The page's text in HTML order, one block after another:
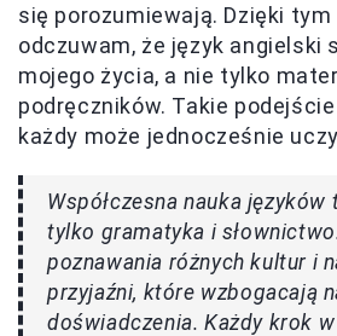
się porozumiewają. Dzięki
odczuwam, że język angielski
mojego życia, a nie tylko
podręczników. Takie
każdy może jednocześnie
Współczesna nauka
tylko gramatyka i
poznawania różnych kultur i
przyjaźni, które wzbogacają
doświadczenia. Każdy krok